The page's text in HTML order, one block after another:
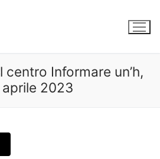
Informare un’h,
2023